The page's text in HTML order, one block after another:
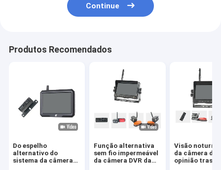
Continue
Produtos Recomendados
Do espelho
alternativo do
sistema da câmera
Função alternativa
sem fio impermeável
da câmera DVR da
Visão
da câmera de
opinião